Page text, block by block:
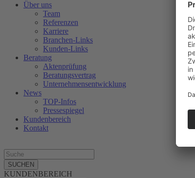
Über uns
Team
Referenzen
Karriere
Branchen-Links
Kunden-Links
Beratung
Aktenprüfung
Beratungsvertrag
Unternehmensentwicklung
News
TOP-Infos
Pressespiegel
Kundenbereich
Kontakt
SUCHEN
KUNDENBEREICH